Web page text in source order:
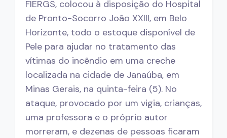
FIERGS, colocou à disposição do Hospital
de Pronto-Socorro João XXIII, em Belo
Horizonte, todo o estoque disponível de
Pele para ajudar no tratamento das
vítimas do incêndio em uma creche
localizada na cidade de Janaúba, em
Minas Gerais, na quinta-feira (5). No
ataque, provocado por um vigia, crianças,
uma professora e o próprio autor
morreram, e dezenas de pessoas ficaram